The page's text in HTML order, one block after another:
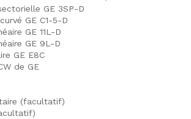
GE 3SP-D
GE C1-5-D
GE 11L-D
GE 9L-D
GE E8C
de GE
(facultatif)